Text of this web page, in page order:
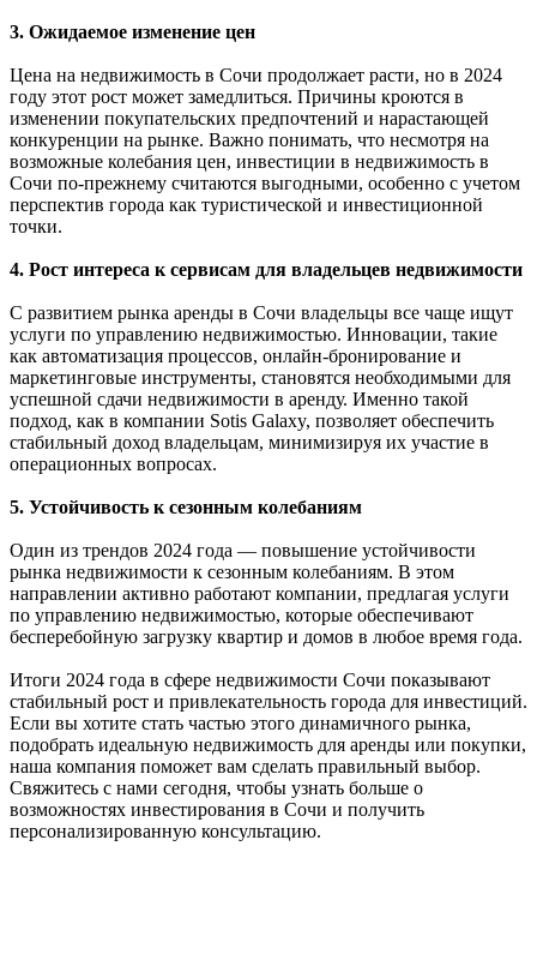
3. Ожидаемое изменение цен
Цена на недвижимость в Сочи продолжает расти, но в 2024
году этот рост может замедлиться. Причины кроются в
изменении покупательских предпочтений и нарастающей
конкуренции на рынке. Важно понимать, что несмотря на
возможные колебания цен, инвестиции в недвижимость в
Сочи по-прежнему считаются выгодными, особенно с учетом
перспектив города как туристической и инвестиционной
точки.
4. Рост интереса к сервисам для владельцев недвижимости
С развитием рынка аренды в Сочи владельцы все чаще ищут
услуги по управлению недвижимостью. Инновации, такие
как автоматизация процессов, онлайн-бронирование и
маркетинговые инструменты, становятся необходимыми для
успешной сдачи недвижимости в аренду. Именно такой
подход, как в компании Sotis Galaxy, позволяет обеспечить
стабильный доход владельцам, минимизируя их участие в
операционных вопросах.
5. Устойчивость к сезонным колебаниям
Один из трендов 2024 года — повышение устойчивости
рынка недвижимости к сезонным колебаниям. В этом
направлении активно работают компании, предлагая услуги
по управлению недвижимостью, которые обеспечивают
бесперебойную загрузку квартир и домов в любое время года.
Итоги 2024 года в сфере недвижимости Сочи показывают
стабильный рост и привлекательность города для инвестиций.
Если вы хотите стать частью этого динамичного рынка,
подобрать идеальную недвижимость для аренды или покупки,
наша компания поможет вам сделать правильный выбор.
Свяжитесь с нами сегодня, чтобы узнать больше о
возможностях инвестирования в Сочи и получить
персонализированную консультацию.